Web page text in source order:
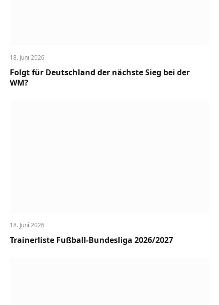
18. Juni 2026
Folgt für Deutschland der nächste Sieg bei der
WM?
18. Juni 2026
Trainerliste Fußball-Bundesliga 2026/2027